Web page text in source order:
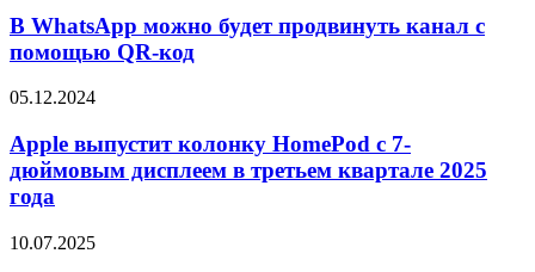
функцией
измерения
и
можно
будет
продвинуть
с
QR-
код
В WhatsApp можно будет продвинуть канал с
помощью QR-код
Apple
колонку
HomePod
с
7-
дисплеем
05.12.2024
Apple выпустит колонку HomePod с 7-
дюймовым дисплеем в третьем квартале 2025
года
До
10.07.2025